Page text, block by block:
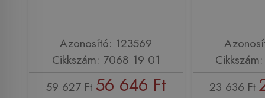
Azonosító: 123569
Cikkszám: 7068 19 01
59 627 Ft 56 646 Ft 23 636 Ft